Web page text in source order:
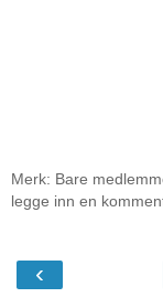
Merk: Bare
legge inn en
‹